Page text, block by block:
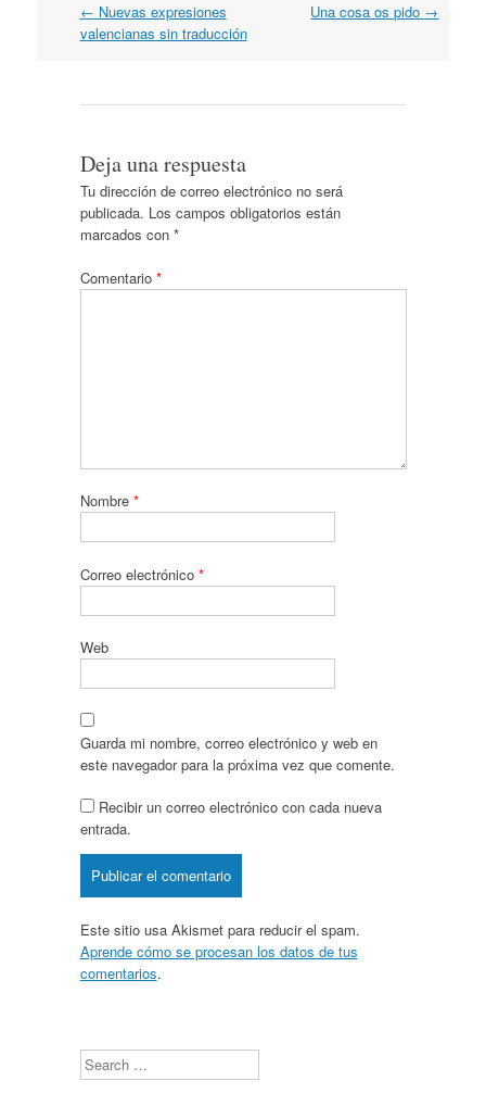
Navegación
por
← Nuevas expresiones
valencianas sin traducción
Una cosa os pido →
Deja una respuesta
Tu dirección de correo electrónico no será
publicada. Los campos obligatorios están
marcados con *
Comentario *
Nombre *
Correo electrónico *
Web
Guarda mi nombre, correo electrónico y web en
este navegador para la próxima vez que comente.
Recibir un correo electrónico con cada nueva
entrada.
Este sitio usa Akismet para reducir el spam.
Aprende cómo se procesan los datos de tus
comentarios.
Search